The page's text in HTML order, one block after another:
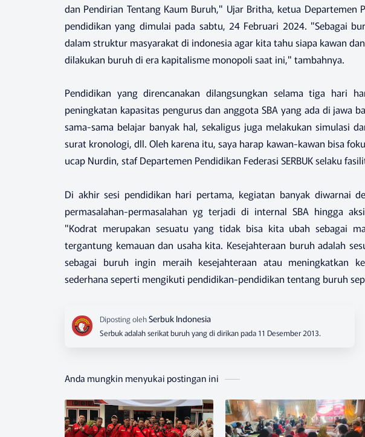
dan Pendirian Tentang Kaum Buruh," Ujar Britha, ketua Departemen
pendidikan yang dimulai pada sabtu, 24 Februari 2024. "Sebagai
dalam struktur masyarakat di indonesia agar kita tahu siapa kawan
dilakukan buruh di era kapitalisme monopoli saat ini," tambahnya.
Pendidikan yang direncanakan dilangsungkan selama tiga hari
peningkatan kapasitas pengurus dan anggota SBA yang ada di jawa
sama-sama belajar banyak hal, sekaligus juga melakukan simulasi
surat kronologi, dll. Oleh karena itu, saya harap kawan-kawan bisa
ucap Nurdin, staf Departemen Pendidikan Federasi SERBUK selaku
Di akhir sesi pendidikan hari pertama, kegiatan banyak diwarnai
permasalahan-permasalahan yg terjadi di internal SBA hingga
"Kodrat merupakan sesuatu yang tidak bisa kita ubah sebagai
tergantung kemauan dan usaha kita. Kesejahteraan buruh adalah
sebagai buruh ingin meraih kesejahteraan atau meningkatkan
sederhana seperti mengikuti pendidikan-pendidikan tentang buruh
Serbuk adalah serikat buruh yang di dirikan pada 11 Desember 2013.
Anda mungkin menyukai postingan ini